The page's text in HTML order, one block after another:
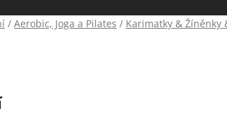
/ Aerobic, Joga a Pilates / Karimatky & Žíněnky